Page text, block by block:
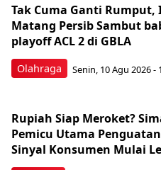
Olahraga
Tak Cuma Ganti Rumput,
Matang Persib Sambut
playoff ACL 2 di GBLA
Senin, 10 Agu 2026 -
Rupiah Siap Meroket?
Pemicu Utama
Sinyal Konsumen Mulai